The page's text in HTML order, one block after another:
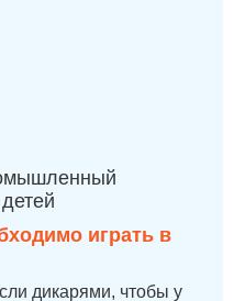
играть в
дикарями, чтобы у